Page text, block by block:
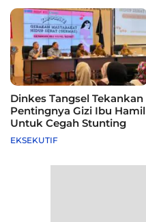
Dinkes Tangsel Tekankan
Pentingnya Gizi Ibu Hamil
Untuk Cegah Stunting
EKSEKUTIF